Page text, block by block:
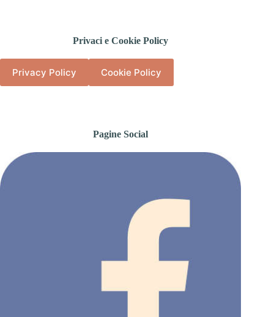
Privaci e Cookie Policy
Privacy Policy Cookie Policy
Pagine Social